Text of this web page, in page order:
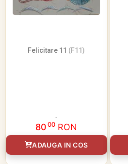
Felicitare 11 (F11)
8000 RON
ADAUGA IN COS